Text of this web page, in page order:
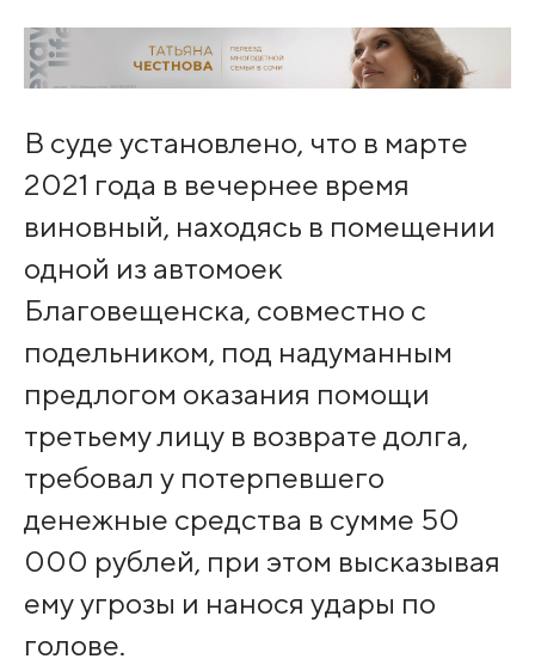
В суде установлено, что в марте
2021 года в вечернее время
виновный, находясь в помещении
одной из автомоек
Благовещенска, совместно с
подельником, под надуманным
предлогом оказания помощи
третьему лицу в возврате долга,
требовал у потерпевшего
денежные средства в сумме 50
000 рублей, при этом высказывая
ему угрозы и нанося удары по
голове.